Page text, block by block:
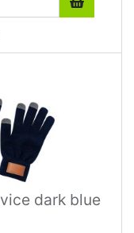
dark blue